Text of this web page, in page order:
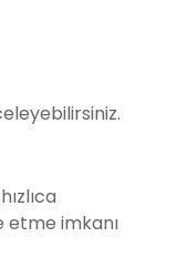
etme imkanı